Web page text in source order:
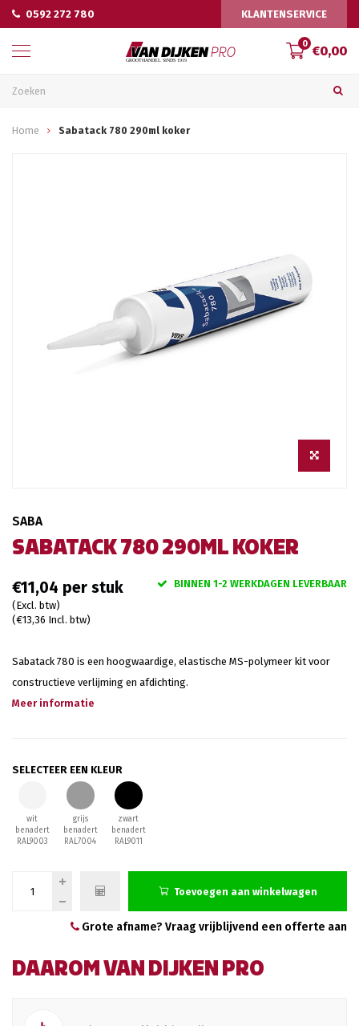
0592 272 780 KLANTENSERVICE
0 €0,00
Home Sabatack 780 290ml koker
SABATACK 780 290ML KOKER
SABA
€11,04
(Excl. btw)
(€13,36 Incl. btw)
BINNEN 1-2 WERKDAGEN LEVERBAAR
Sabatack 780 is een hoogwaardige, elastische MS-polymeer kit voor
constructieve verlijming en afdichting.
Meer informatie
SELECTEER EEN KLEUR
wit
benadert
RAL9003
grijs
benadert
RAL7004
zwart
benadert
RAL9011
Toevoegen aan winkelwagen
Grote afname? Vraag vrijblijvend een offerte aan
DAAROM VAN DIJKEN PRO